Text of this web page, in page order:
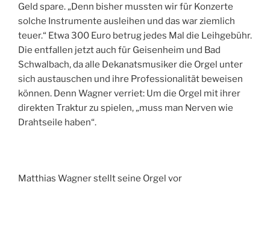
Geld spare. „Denn bisher mussten wir für Konzerte
solche Instrumente ausleihen und das war ziemlich
teuer.“ Etwa 300 Euro betrug jedes Mal die Leihgebühr.
Die entfallen jetzt auch für Geisenheim und Bad
Schwalbach, da alle Dekanatsmusiker die Orgel unter
sich austauschen und ihre Professionalität beweisen
können. Denn Wagner verriet: Um die Orgel mit ihrer
direkten Traktur zu spielen, „muss man Nerven wie
Drahtseile haben“.
Matthias Wagner stellt seine Orgel vor